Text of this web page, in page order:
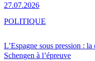
27.07.2026
L’Espagne sous pression :
Schengen à l’épreuve
POLITIQUE